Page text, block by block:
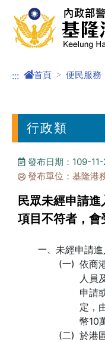
進入內容區塊
::: 首頁 便民服務
行政類
發布日期：109-
發布單位：基隆港
民眾未經申請
項目不符者，會
一、 未經申請進
(一) 依商
人員
申請
定，
幣10
(二) 於港